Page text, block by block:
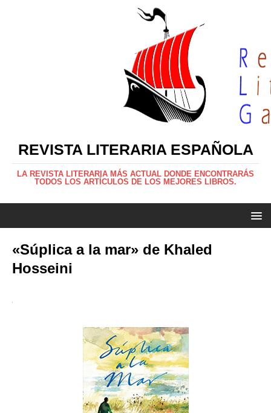
REVISTA LITERARIA ESPAÑOLA
LA REVISTA LITERARIA MÁS ACTUAL DONDE ENCONTRARÁS
TODOS LOS ARTÍCULOS DE LOS MEJORES LIBROS.
«Súplica a la mar» de Khaled
Hosseini